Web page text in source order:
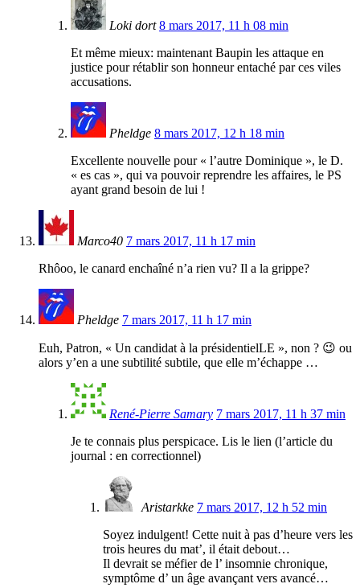
Loki dort 8 mars 2017, 11 h 08 min
Et même mieux: maintenant Baupin les attaque en
justice pour rétablir son honneur entaché par ces viles
accusations.
Pheldge 8 mars 2017, 12 h 18 min
Excellente nouvelle pour « l’autre Dominique », le D.
« es cas », qui va pouvoir reprendre les affaires, le PS
ayant grand besoin de lui !
Marco40 7 mars 2017, 11 h 17 min
Rhôoo, le canard enchaîné n’a rien vu? Il a la grippe?
Pheldge 7 mars 2017, 11 h 17 min
Euh, Patron, « Un candidat à la présidentielLE », non ? 😉 ou
alors y’en a une subtilité subtile, que elle m’échappe …
René-Pierre Samary 7 mars 2017, 11 h 37 min
Je te connais plus perspicace. Lis le lien (l’article du
journal : en correctionnel)
Aristarkke 7 mars 2017, 12 h 52 min
Soyez indulgent! Cette nuit à pas d’heure vers les
trois heures du mat’, il était debout…
Il devrait se méfier de l’ insomnie chronique,
symptôme d’ un âge avançant vers avancé…